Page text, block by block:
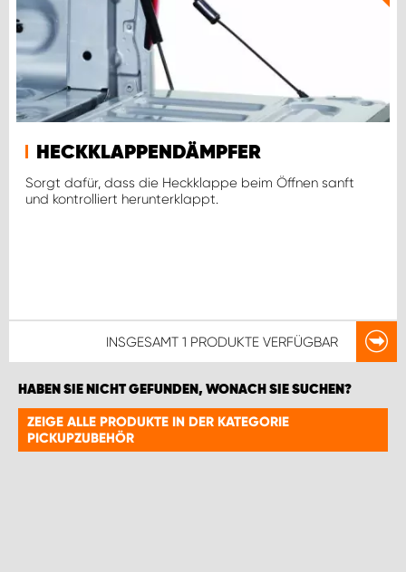
HECKKLAPPENDÄMPFER
Sorgt dafür, dass die Heckklappe beim Öffnen sanft
und kontrolliert herunterklappt.
INSGESAMT 1 PRODUKTE VERFÜGBAR
HABEN SIE NICHT GEFUNDEN, WONACH SIE SUCHEN?
ZEIGE ALLE PRODUKTE IN DER KATEGORIE
PICKUPZUBEHÖR